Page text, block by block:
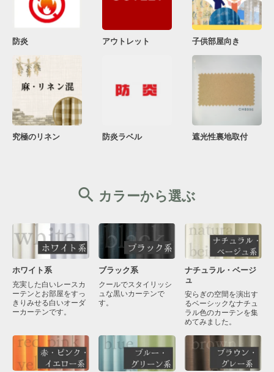
防炎 アウトレット 子供部屋向き
究極のリネン 防炎ラベル 遮光性裏地取付
カラーから選ぶ
ホワイト系
充実した白いレースカ
ーテンとお部屋をすっ
きりみせる白いオーダ
ーカーテンです。
ブラック系
クールでスタイリッシ
ュな黒いカーテンで
す。
ナチュラル・ベージ
ュ
安らぎの空間を演出す
るベーシックなナチュ
ラル色のカーテンを集
めてみました。